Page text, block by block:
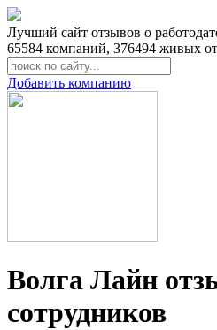
Лучший сайт отзывов о
65584 компаний, 376494 живых
Добавить компанию
Волга Лайн
сотрудников